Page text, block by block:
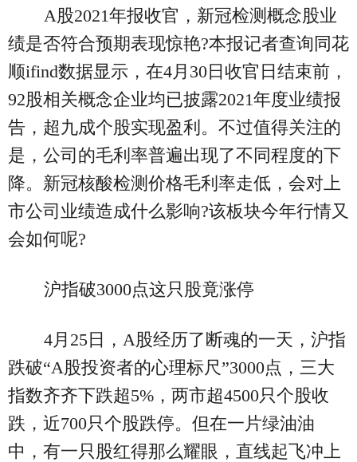
A股2021年报收官，新冠检测概念股业
绩是否符合预期表现惊艳?本报记者查询同花
顺ifind数据显示，在4月30日收官日结束前，
92股相关概念企业均已披露2021年度业绩报
告，超九成个股实现盈利。不过值得关注的
是，公司的毛利率普遍出现了不同程度的下
降。新冠核酸检测价格毛利率走低，会对上
市公司业绩造成什么影响?该板块今年行情又
会如何呢?
沪指破3000点这只股竟涨停
4月25日，A股经历了断魂的一天，沪指
跌破“A股投资者的心理标尺”3000点，三大
指数齐齐下跌超5%，两市超4500只个股收
跌，近700只个股跌停。但在一片绿油油
中，有一只股红得那么耀眼，直线起飞冲上